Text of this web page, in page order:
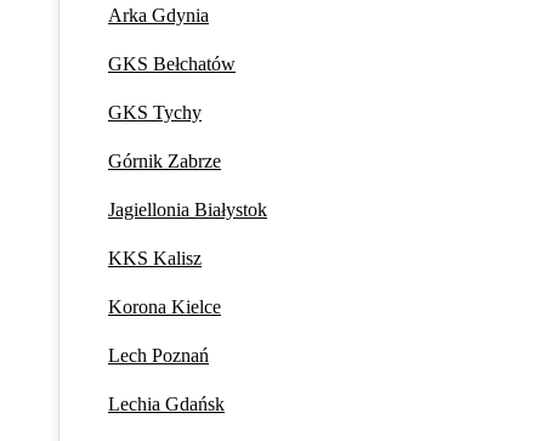
Arka Gdynia
GKS Bełchatów
GKS Tychy
Górnik Zabrze
Jagiellonia Białystok
KKS Kalisz
Korona Kielce
Lech Poznań
Lechia Gdańsk